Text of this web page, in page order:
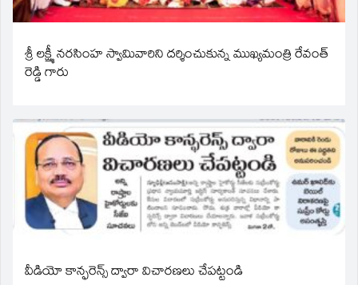
శ్రీ లక్ష్మీ నరసింహ స్వామివారిని దర్శించుకున్న ముఖ్యమంత్రి రేవంత్
రెడ్డి గారు
వీడియో కాన్ఫరెన్స్ ద్వారా విచారణలు చేపట్టండి